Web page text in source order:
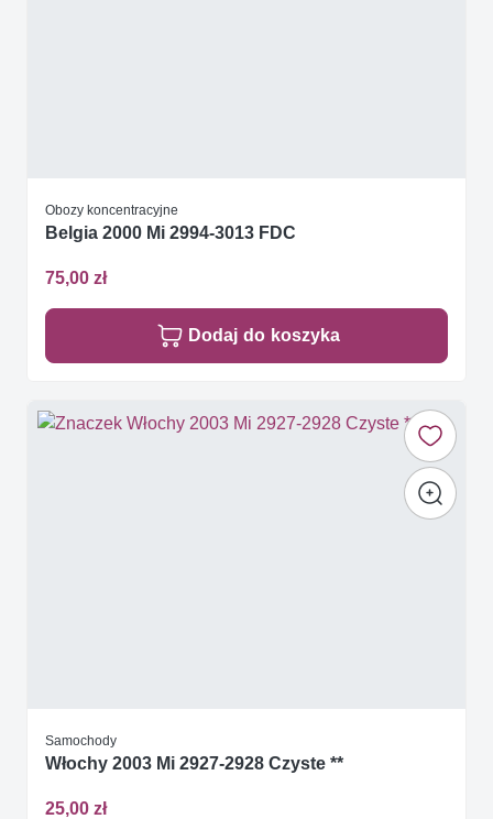
Obozy koncentracyjne
Belgia 2000 Mi 2994-3013 FDC
75,00 zł
Dodaj do koszyka
Samochody
Włochy 2003 Mi 2927-2928 Czyste **
25,00 zł